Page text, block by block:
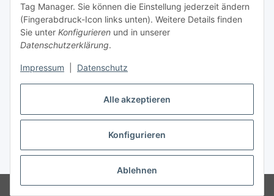
Alle akzeptieren
Konfigurieren
Ablehnen
Tag Manager. Sie können die Einstellung jederzeit ändern
(Fingerabdruck-Icon links unten). Weitere Details finden
Sie unter Konfigurieren und in unserer
Datenschutzerklärung.
Impressum Datenschutz
Vertrag widerrufen
* Alle Preise inkl. gesetzlicher MwSt., zzgl.Versand
© Stoffhaus Hanke